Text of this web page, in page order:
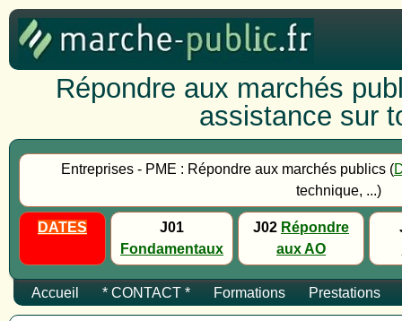
Répondre aux marchés
assistance sur
Entreprises - PME : Répondre aux marchés publics (
technique, ...)
DATES
J01
Fondamentaux
J02 Répondre
aux AO
Accueil * CONTACT * Formations Prestations